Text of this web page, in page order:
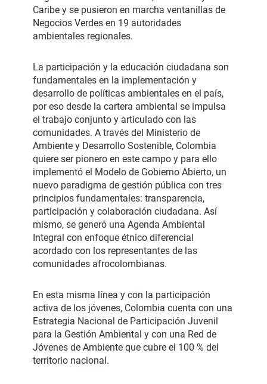
Caribe y se pusieron en marcha ventanillas de
Negocios Verdes en 19 autoridades
ambientales regionales.
La participación y la educación ciudadana son
fundamentales en la implementación y
desarrollo de políticas ambientales en el país,
por eso desde la cartera ambiental se impulsa
el trabajo conjunto y articulado con las
comunidades. A través del Ministerio de
Ambiente y Desarrollo Sostenible, Colombia
quiere ser pionero en este campo y para ello
implementó el Modelo de Gobierno Abierto, un
nuevo paradigma de gestión pública con tres
principios fundamentales: transparencia,
participación y colaboración ciudadana. Así
mismo, se generó una Agenda Ambiental
Integral con enfoque étnico diferencial
acordado con los representantes de las
comunidades afrocolombianas.
En esta misma línea y con la participación
activa de los jóvenes, Colombia cuenta con una
Estrategia Nacional de Participación Juvenil
para la Gestión Ambiental y con una Red de
Jóvenes de Ambiente que cubre el 100 % del
territorio nacional.